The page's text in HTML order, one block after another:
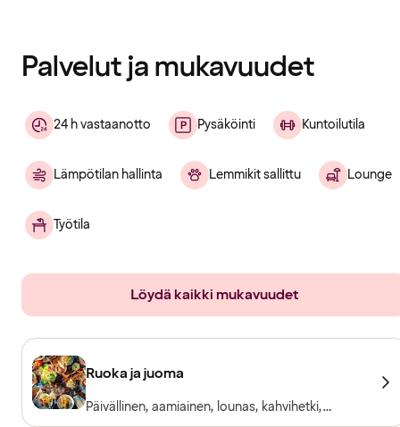
Palvelut ja mukavuudet
24 h vastaanotto Pysäköinti Kuntoilutila
Lämpötilan hallinta Lemmikit sallittu Lounge
Työtila
Löydä kaikki mukavuudet
Ruoka ja juoma
Päivällinen, aamiainen, lounas, kahvihetki,